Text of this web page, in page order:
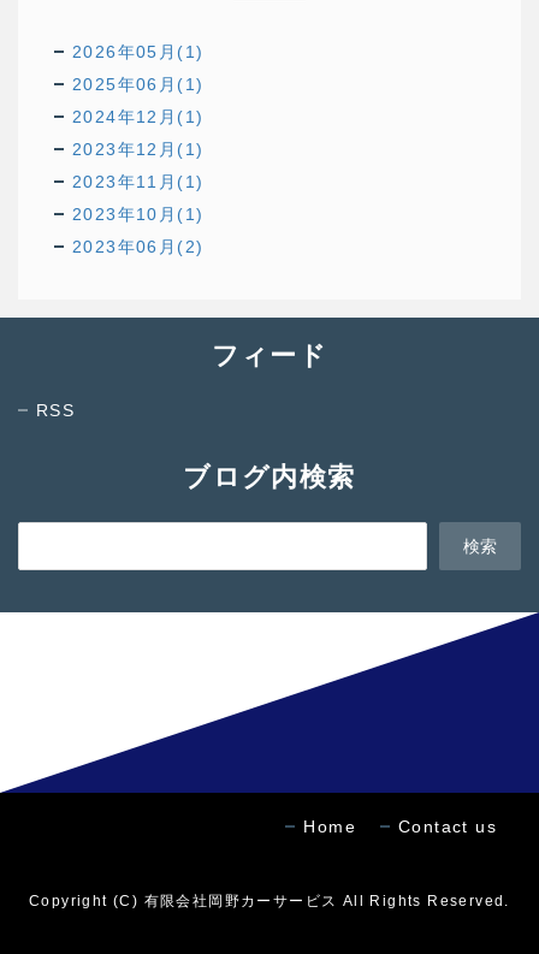
2026年05月(1)
2025年06月(1)
2024年12月(1)
2023年12月(1)
2023年11月(1)
2023年10月(1)
2023年06月(2)
フィード
RSS
ブログ内検索
Home Contact us
Copyright (C) 有限会社岡野カーサービス All Rights Reserved.